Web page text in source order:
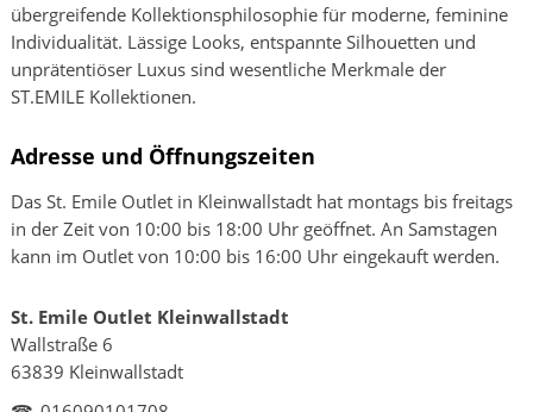
übergreifende Kollektionsphilosophie für moderne, feminine
Individualität. Lässige Looks, entspannte Silhouetten und
unprätentiöser Luxus sind wesentliche Merkmale der
ST.EMILE Kollektionen.
Adresse und Öffnungszeiten
Das St. Emile Outlet in Kleinwallstadt hat montags bis freitags
in der Zeit von 10:00 bis 18:00 Uhr geöffnet. An Samstagen
kann im Outlet von 10:00 bis 16:00 Uhr eingekauft werden.
St. Emile Outlet Kleinwallstadt
Wallstraße 6
63839 Kleinwallstadt